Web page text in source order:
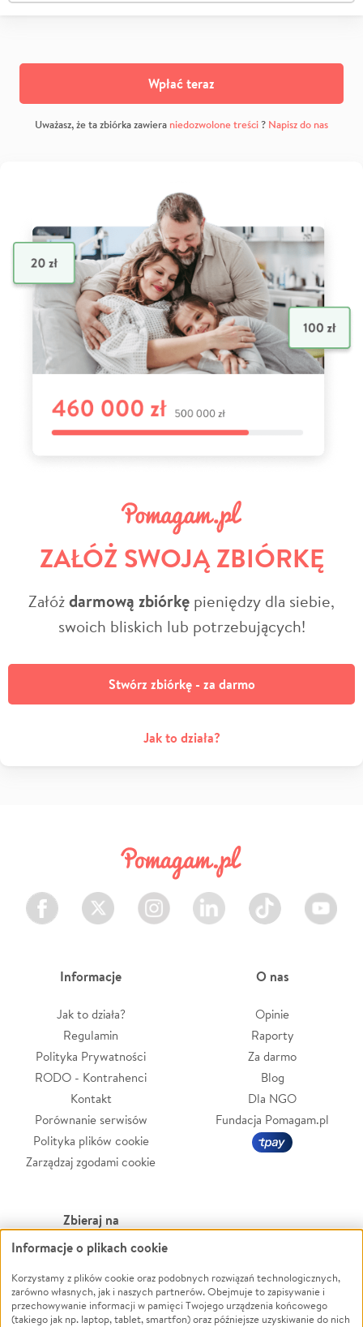
Wpłać teraz
Uważasz, że ta zbiórka zawiera niedozwolone treści? Napisz do nas
ZAŁÓŻ SWOJĄ ZBIÓRKĘ
Załóżdarmową zbiórkę pieniędzy dla siebie,
swoich bliskich lub potrzebujących!
Stwórz zbiórkę - za darmo
Jak to działa?
Facebook Twitter Instagram LinkedIn TikTok Youtube
Informacje
Jak to działa?
Regulamin
Polityka Prywatności
RODO - Kontrahenci
Kontakt
Porównanie serwisów
Polityka plików cookie
Zarządzaj zgodami cookie
O nas
Opinie
Raporty
Za darmo
Blog
Dla NGO
Fundacja Pomagam.pl
Zbieraj na
Leczenie
Zwierzęta
Pożar
Ukraina
Powódź
Wichura
NGO
Informacje o plikach cookie
Korzystamy z plików cookie oraz podobnych rozwiązań technologicznych,
zarówno własnych, jak i naszych partnerów. Obejmuje to zapisywanie i
przechowywanie informacji w pamięci Twojego urządzenia końcowego
(takiego jak np. laptop, tablet, smartfon) oraz późniejsze uzyskiwanie do nich